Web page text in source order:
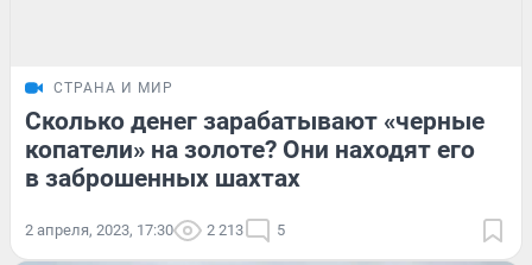
СТРАНА И МИР
Сколько денег зарабатывают «черные
копатели» на золоте? Они находят его
в заброшенных шахтах
2 апреля, 2023, 17:30 2 213 5